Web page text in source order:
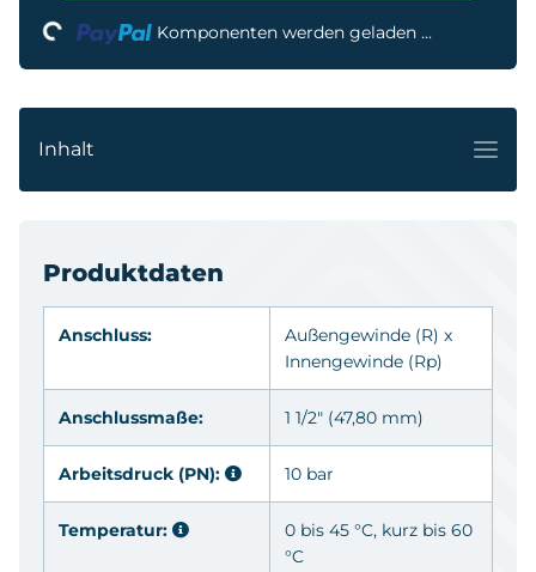
Loading... Komponenten werden geladen ...
Inhalt
Produktdaten
Anschluss: Außengewinde (R) x
Innengewinde (Rp)
Anschlussmaße: 1 1/2" (47,80 mm)
Arbeitsdruck (PN): 10 bar
Temperatur:
0 bis 45 °C, kurz bis 60
°C